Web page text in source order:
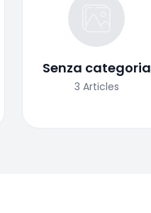
Senza categoria
3 Articles